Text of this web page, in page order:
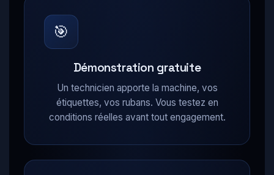
🎯
Démonstration gratuite
Un technicien apporte la machine, vos
étiquettes, vos rubans. Vous testez en
conditions réelles avant tout engagement.